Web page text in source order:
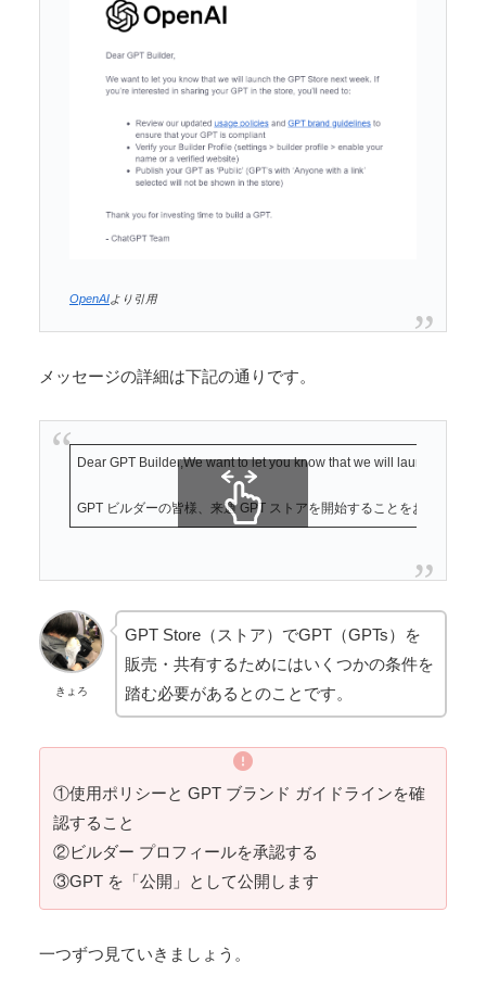
OpenAIより引用
メッセージの詳細は下記の通りです。
Dear GPT Builder,We want to let you know that we will launch the
GPT ビルダーの皆様、来週 GPT ストアを開始することをお知らせ
きょろ
GPT Store（ストア）でGPT（GPTs）を
販売・共有するためにはいくつかの条件を
踏む必要があるとのことです。
①使用ポリシーと GPT ブランド ガイドラインを確
認すること
②ビルダー プロフィールを承認する
③GPT を「公開」として公開します
一つずつ見ていきましょう。